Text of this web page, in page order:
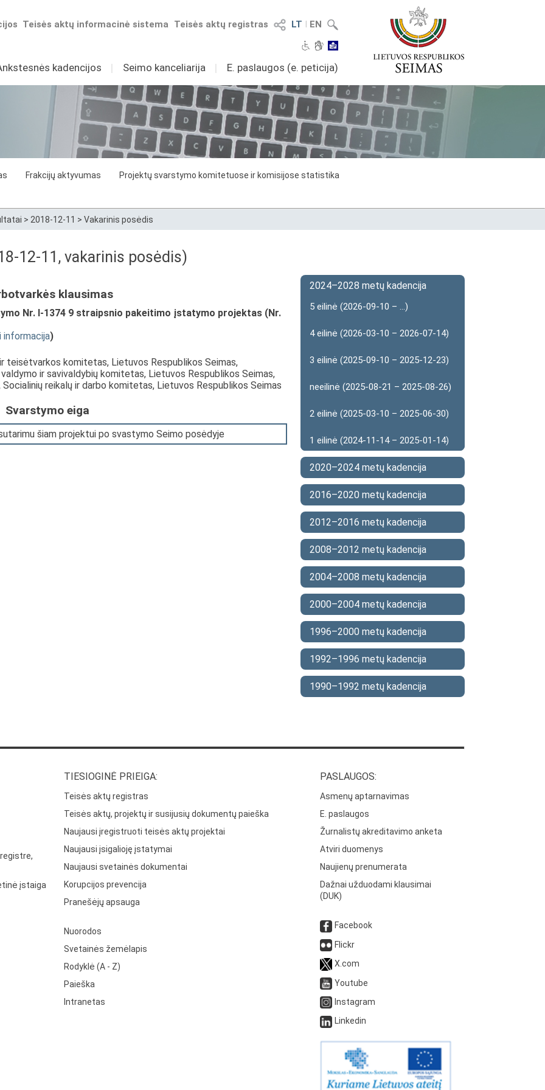
LT I EN
Teisės aktų registras
Teisės aktų informacinė sistema
kadencijos I Seimo kanceliarija I E. paslaugos (e. peticija)
Frakcijų aktyvumas
Projektų svarstymo komitetuose ir komisijose statistika
> 2018-12-11 > Vakarinis posėdis
12-11, vakarinis posėdis)
klausimas
Nr. I-1374 9 straipsnio pakeitimo įstatymo projektas (Nr.
informacija)
ir teisėtvarkos komitetas, Lietuvos Respublikos Seimas,
ir savivaldybių komitetas, Lietuvos Respublikos Seimas,
Socialinių reikalų ir darbo komitetas, Lietuvos Respublikos Seimas
Svarstymo eiga
šiam projektui po svastymo Seimo posėdyje
2024–2028 metų kadencija
5 eilinė (2026-09-10 – ...)
4 eilinė (2026-03-10 – 2026-07-14)
3 eilinė (2025-09-10 – 2025-12-23)
neeilinė (2025-08-21 – 2025-08-26)
2 eilinė (2025-03-10 – 2025-06-30)
1 eilinė (2024-11-14 – 2025-01-14)
2020–2024 metų kadencija
2016–2020 metų kadencija
2012–2016 metų kadencija
2008–2012 metų kadencija
2004–2008 metų kadencija
2000–2004 metų kadencija
1996–2000 metų kadencija
1992–1996 metų kadencija
1990–1992 metų kadencija
įstaiga
TIESIOGINĖ PRIEIGA:
Teisės aktų registras
Teisės aktų, projektų ir susijusių dokumentų paieška
Naujausi įregistruoti teisės aktų projektai
Naujausi įsigalioję įstatymai
Naujausi svetainės dokumentai
Korupcijos prevencija
Pranešėjų apsauga
Nuorodos
Svetainės žemėlapis
Rodyklė (A - Z)
Paieška
Intranetas
PASLAUGOS:
Asmenų aptarnavimas
E. paslaugos
Žurnalistų akreditavimo anketa
Atviri duomenys
Naujienų prenumerata
Dažnai užduodami klausimai
(DUK)
Facebook
Flickr
X.com
Youtube
Instagram
Linkedin